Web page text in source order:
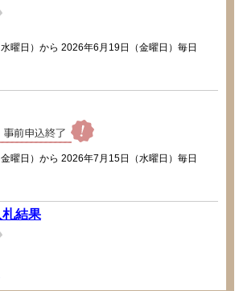
曜日）から 2026年6月19日（金曜日）毎日
曜日）から 2026年7月15日（水曜日）毎日
結果